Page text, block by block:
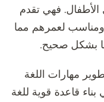
الأطفال. فهي تقدم
لعمرهم مما
بشكل صحيح.
مهارات اللغة
قاعدة قوية للغة